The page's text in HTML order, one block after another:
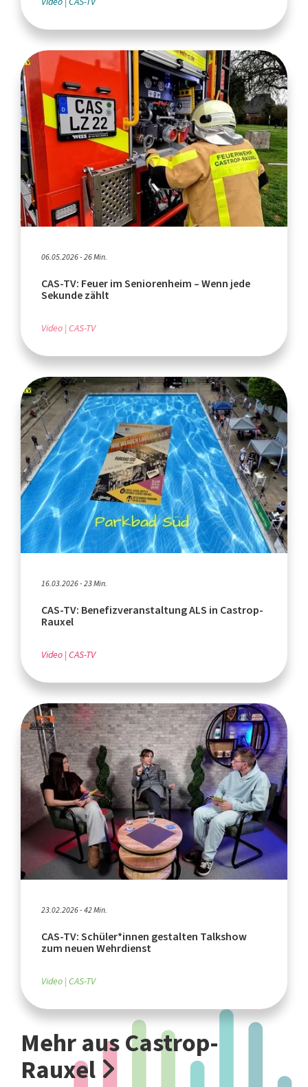
06.05.2026 - 26 Min.
CAS-TV: Feuer im Seniorenheim – Wenn jede
Sekunde zählt
Video CAS-TV
16.03.2026 - 23 Min.
CAS-TV: Benefizveranstaltung ALS in Castrop-
Rauxel
Video CAS-TV
23.02.2026 - 42 Min.
CAS-TV: Schüler*innen gestalten Talkshow
zum neuen Wehrdienst
Video CAS-TV
Mehr aus Castrop-
Rauxel